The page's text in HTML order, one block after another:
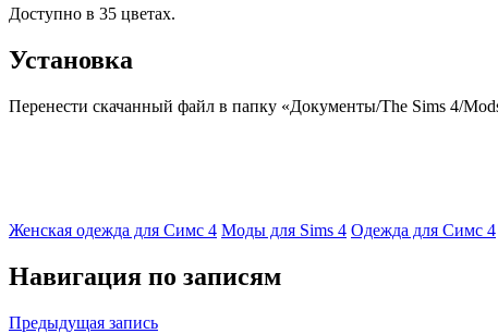
Доступно в 35 цветах.
Установка
Перенести скачанный файл в папку «Документы/The Sims 4/
Женская одежда для Симс 4 Моды для Sims 4 Одежда для Симс 4
Навигация по записям
Предыдущая запись